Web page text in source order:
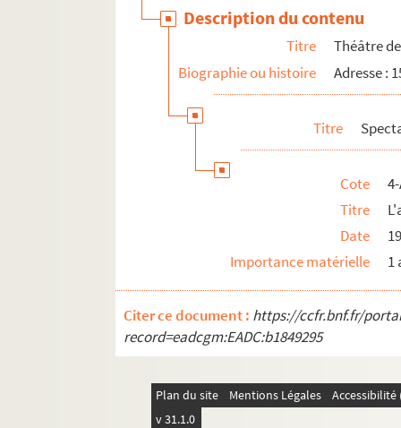
Théâtre le Proscénium
Théâtre de la République
Théâtre de la Roquette
Théâtre du Temps
Description du contenu
Titre
Théâtre
Biographie ou histoire
Adresse :
Titre
Cote
Titre
Date
Importance matérielle
1
Citer ce document : https://ccfr.bnf.fr/
record=eadcgm:EADC:b1849295
Plan du site Mentions Légales
v 31.1.0